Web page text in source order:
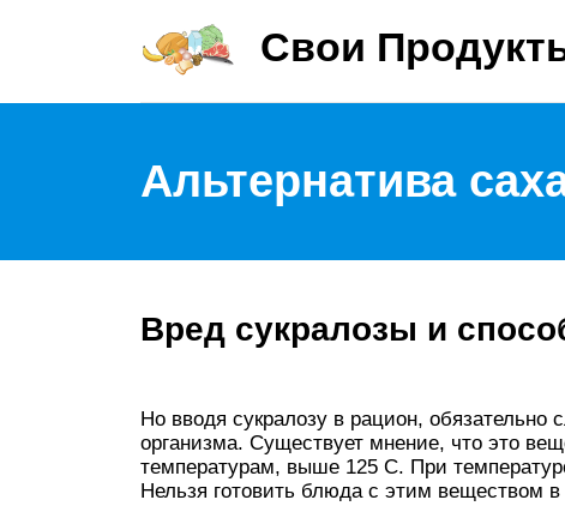
Свои
Альтернатива
Вред сукралозы и
Но вводя сукралозу в рацион, обязательно
организма. Существует мнение, что это
температурам, выше 125 С. При
Нельзя готовить блюда с этим веществом